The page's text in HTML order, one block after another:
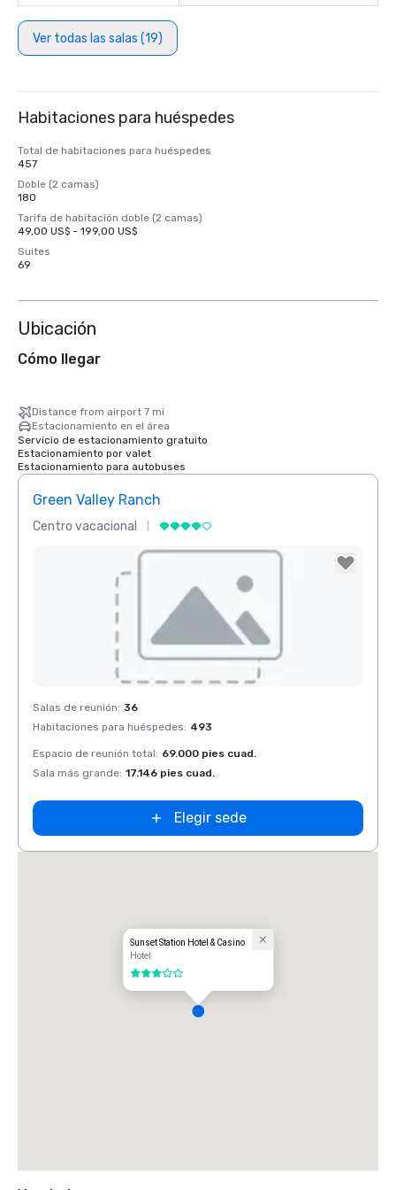
Ver todas las salas (19)
Habitaciones para huéspedes
Total de habitaciones para huéspedes
457
Doble (2 camas)
180
Tarifa de habitación doble (2 camas)
49,00 US$ - 199,00 US$
Suites
69
Ubicación
Cómo llegar
Distance from airport 7 mi
Estacionamiento en el área
Servicio de estacionamiento gratuito
Estacionamiento por valet
Estacionamiento para autobuses
Green Valley Ranch
Centro vacacional
Removed from favorites
Salas de reunión: 36
Habitaciones para huéspedes: 493
Espacio de reunión total: 69.000 pies cuad.
Sala más grande: 17.146 pies cuad.
Elegir sede
Sunset Station Hotel & Casino
Hotel
3 de 5